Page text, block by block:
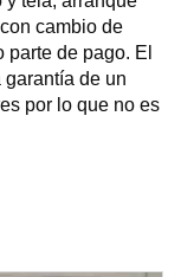
cambio de
de pago. El
de un
por lo que no es